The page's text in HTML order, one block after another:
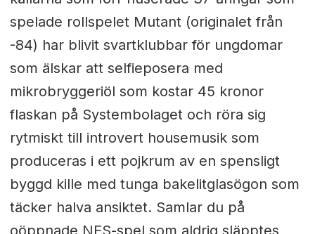
spelade rollspelet Mutant (originalet från
-84) har blivit svartklubbar för ungdomar
som älskar att selfieposera med
mikrobryggeriöl som kostar 45 kronor
flaskan på Systembolaget och röra sig
rytmiskt till introvert housemusik som
produceras i ett pojkrum av en spensligt
byggd kille med tunga bakelitglasögon som
täcker halva ansiktet. Samlar du på
oöppnade NES-spel som aldrig släpptes